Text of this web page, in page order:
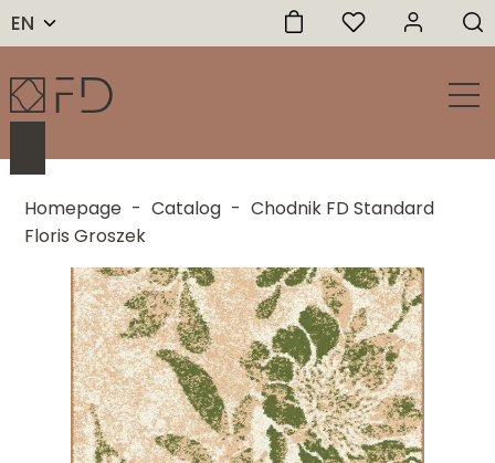
EN
Homepage - Catalog - Chodnik FD Standard
Floris Groszek